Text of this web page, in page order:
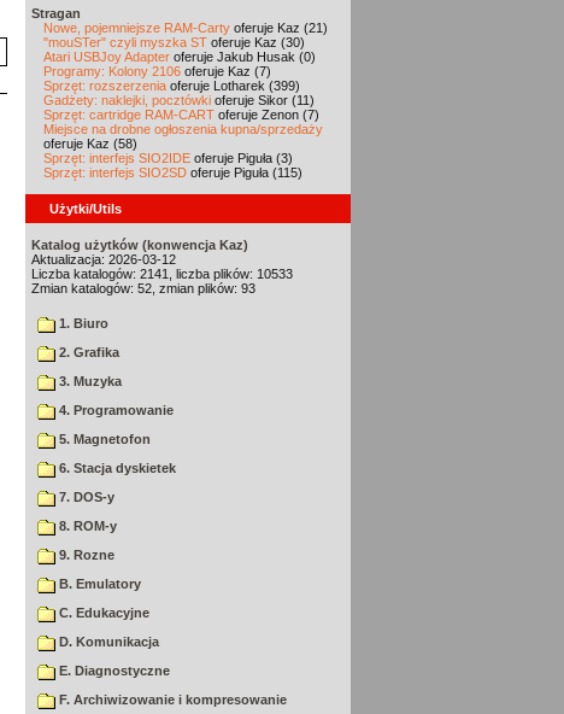
Stragan
Nowe, pojemniejsze RAM-Carty oferuje Kaz (21)
"mouSTer" czyli myszka ST oferuje Kaz (30)
Atari USBJoy Adapter oferuje Jakub Husak (0)
Programy: Kolony 2106 oferuje Kaz (7)
Sprzęt: rozszerzenia oferuje Lotharek (399)
Gadżety: naklejki, pocztówki oferuje Sikor (11)
Sprzęt: cartridge RAM-CART oferuje Zenon (7)
Miejsce na drobne ogłoszenia kupna/sprzedaży
oferuje Kaz (58)
Sprzęt: interfejs SIO2IDE oferuje Piguła (3)
Sprzęt: interfejs SIO2SD oferuje Piguła (115)
Użytki/Utils
Katalog użytków (konwencja Kaz)
Aktualizacja: 2026-03-12
Liczba katalogów: 2141, liczba plików: 10533
Zmian katalogów: 52, zmian plików: 93
1. Biuro
2. Grafika
3. Muzyka
4. Programowanie
5. Magnetofon
6. Stacja dyskietek
7. DOS-y
8. ROM-y
9. Rozne
B. Emulatory
C. Edukacyjne
D. Komunikacja
E. Diagnostyczne
F. Archiwizowanie i kompresowanie